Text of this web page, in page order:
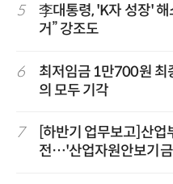
5
李대통령, 'K자 성장'
거” 강조도
6
최저임금 1만700원
의 모두 기각
7
[하반기 업무보고]산
전…'산업자원안보기